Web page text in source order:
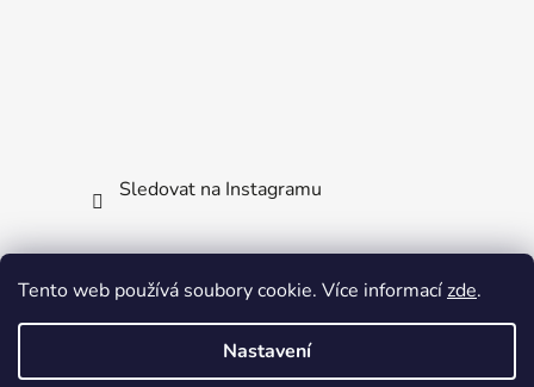
Tento web používá soubory cookie. Více informacízde.
Nastavení
Sledovat na Instagramu
Facebook